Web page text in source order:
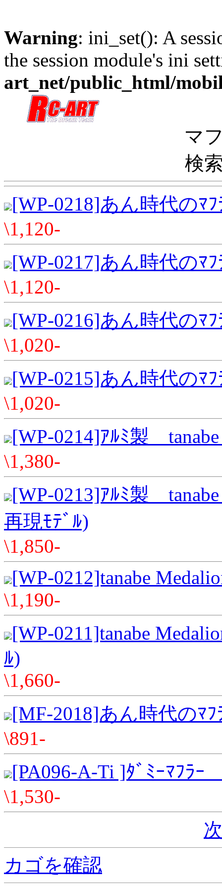
Warning: ini_set(): A
the session module's ini
art_net/public_html/
マ
検
[WP-0218]あん時代のﾏ
\1,120-
[WP-0217]あん時代のﾏ
\1,120-
[WP-0216]あん時代のﾏ
\1,020-
[WP-0215]あん時代のﾏ
\1,020-
[WP-0214]ｱﾙﾐ製
\1,380-
[WP-0213]ｱﾙﾐ製
再現ﾓﾃﾞﾙ)
\1,850-
[WP-0212]tanabe
\1,190-
[WP-0211]tanabe
ﾙ)
\1,660-
[MF-2018]あん時代のﾏ
\891-
[PA096-A-Ti ]ﾀﾞﾐｰﾏﾌﾗｰ
\1,530-
カゴを確認